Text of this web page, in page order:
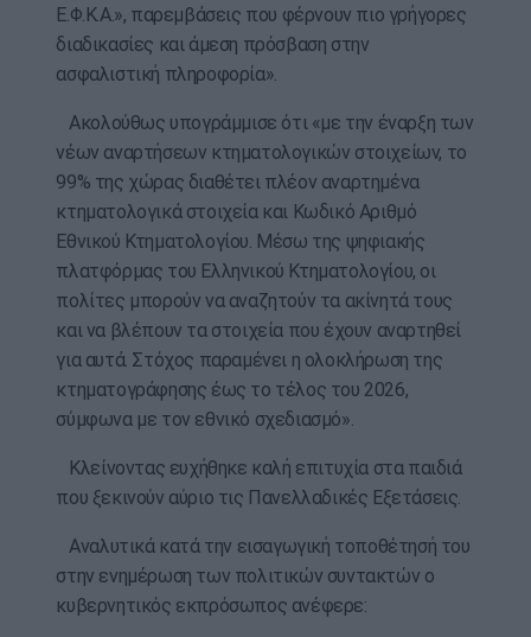
E.Φ.K.A.», παρεμβάσεις που φέρνουν πιο γρήγορες
διαδικασίες και άμεση πρόσβαση στην
ασφαλιστική πληροφορία».
Ακολούθως υπογράμμισε ότι «με την έναρξη των
νέων αναρτήσεων κτηματολογικών στοιχείων, το
99% της χώρας διαθέτει πλέον αναρτημένα
κτηματολογικά στοιχεία και Κωδικό Αριθμό
Εθνικού Κτηματολογίου. Μέσω της ψηφιακής
πλατφόρμας του Ελληνικού Κτηματολογίου, οι
πολίτες μπορούν να αναζητούν τα ακίνητά τους
και να βλέπουν τα στοιχεία που έχουν αναρτηθεί
για αυτά. Στόχος παραμένει η ολοκλήρωση της
κτηματογράφησης έως το τέλος του 2026,
σύμφωνα με τον εθνικό σχεδιασμό».
Κλείνοντας ευχήθηκε καλή επιτυχία στα παιδιά
που ξεκινούν αύριο τις Πανελλαδικές Εξετάσεις.
Αναλυτικά κατά την εισαγωγική τοποθέτησή του
στην ενημέρωση των πολιτικών συντακτών ο
κυβερνητικός εκπρόσωπος ανέφερε: